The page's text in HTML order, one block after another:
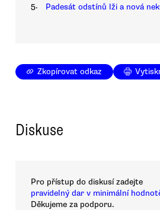
5. Padesát odstínů lži a nová
Zkopírovat odkaz
Diskuse
Pro přístup do diskusí zadejte
pravidelný dar v minimální
Děkujeme za podporu.